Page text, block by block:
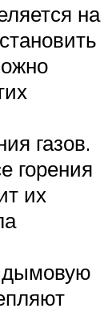
на
газов.
горения
их
дымовую